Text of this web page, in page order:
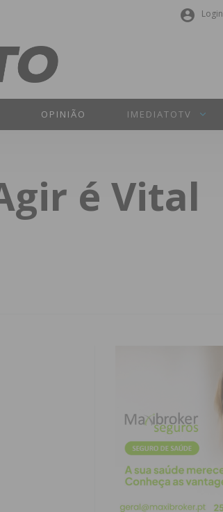
Login
Senha
OPINIÃO IMEDIATOTV
é Vital